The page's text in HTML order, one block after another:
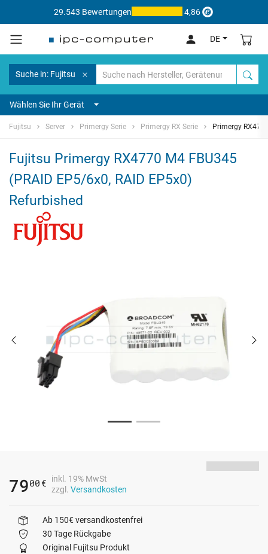
29.543 Bewertungen 4,86
DE
Suche in: Fujitsu
Wählen Sie Ihr Gerät
Fujitsu Server Primergy Serie Primergy RX Serie Primergy
Fujitsu Primergy RX4770 M4 FBU345
(PRAID EP5/6x0, RAID EP5x0)
Refurbished
7900 €
inkl. 19% MwSt
zzgl. Versandkosten
Ab 150€ versandkostenfrei
30 Tage Rückgabe
Original Fujitsu Produkt